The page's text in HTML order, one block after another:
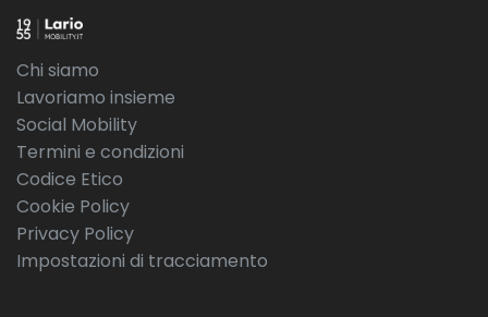
Chi siamo
Lavoriamo insieme
Social Mobility
Termini e condizioni
Codice Etico
Cookie Policy
Privacy Policy
Impostazioni di tracciamento